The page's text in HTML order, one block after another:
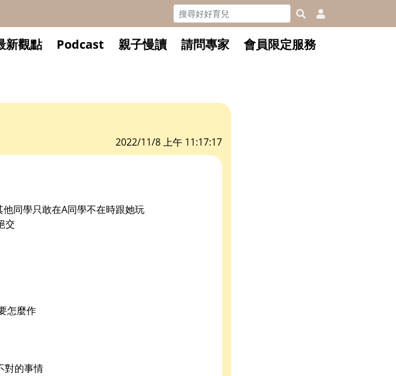
新觀點 Podcast 親子慢讀 請問專家 會員限定服務
2022/11/8 上午 11:17:17
同學只敢在A同學不在時跟她玩
交
怎麼作
對的事情